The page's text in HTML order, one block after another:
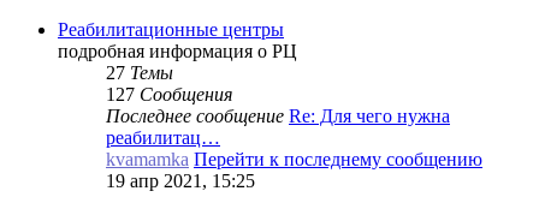
Реабилитационные центры
подробная информация о РЦ
27 Темы
127 Сообщения
Последнее сообщение Re: Для чего нужна
реабилитац…
kvamamka Перейти к последнему сообщению
19 апр 2021, 15:25